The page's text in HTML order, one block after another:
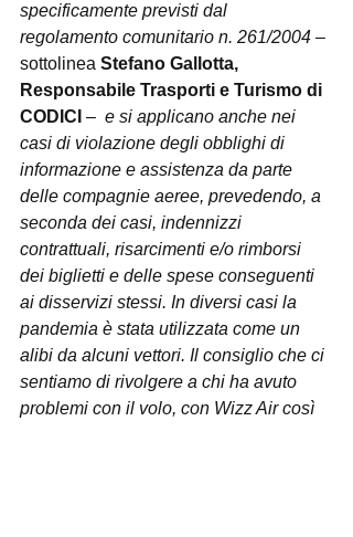
specificamente previsti dal
regolamento comunitario n. 261/2004 –
sottolinea Stefano Gallotta,
Responsabile Trasporti e Turismo di
CODICI – e si applicano anche nei
casi di violazione degli obblighi di
informazione e assistenza da parte
delle compagnie aeree, prevedendo, a
seconda dei casi, indennizzi
contrattuali, risarcimenti e/o rimborsi
dei biglietti e delle spese conseguenti
ai disservizi stessi. In diversi casi la
pandemia è stata utilizzata come un
alibi da alcuni vettori. Il consiglio che ci
sentiamo di rivolgere a chi ha avuto
problemi con il volo, con Wizz Air così